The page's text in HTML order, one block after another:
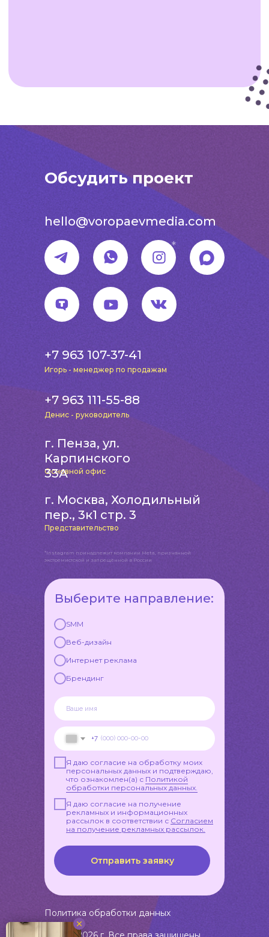
Представительство
г. Москва, Холодильный
пер., 3к1 стр. 3
Основной офис
г. Пенза, ул.
Карпинского
33А
Денис - руководитель
+7 963 111-55-88
Игорь - менеджер по продажам
+7 963 107-37-41
SMM
Веб-дизайн
Интернет реклама
Брендинг
+7
Я даю согласие на обработку моих
персональных данных и подтверждаю,
что ознакомлен(а) с Политикой
обработки персональных данных.
Я даю согласие на получение
рекламных и информационных
рассылок в соответствии с Согласием
на получение рекламных рассылок.
Отправить заявку
Выберите направление:
*
*Instagram принадлежит компании Meta, признанной
экстремистской и запрещённой в России
Политика обработки данных
hello@voropaevmedia.com
Обсудить проект